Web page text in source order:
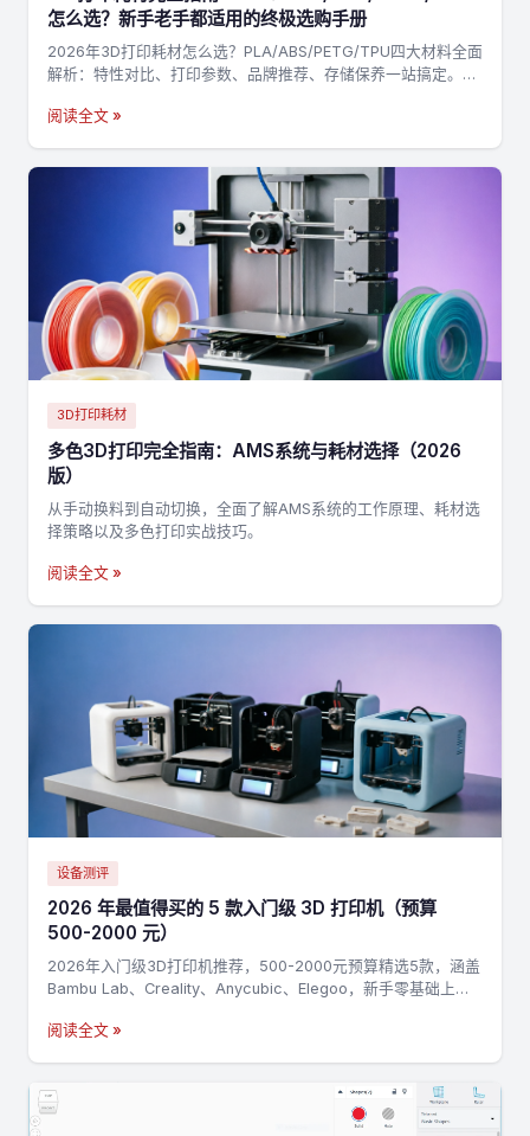
怎么选？新手老手都适用的终极选购手册
2026年3D打印耗材怎么选？PLA/ABS/PETG/TPU四大材料全面
解析：特性对比、打印参数、品牌推荐、存储保养一站搞定。附
阅读全文 »
3D打印耗材
多色3D打印完全指南：AMS系统与耗材选择（2026
版）
从手动换料到自动切换，全面了解AMS系统的工作原理、耗材选
择策略以及多色打印实战技巧。
阅读全文 »
设备测评
2026 年最值得买的 5 款入门级 3D 打印机（预算
500-2000 元）
2026年入门级3D打印机推荐，500-2000元预算精选5款，涵盖
Bambu Lab、Creality、Anycubic、Elegoo，新手零基础上手
阅读全文 »